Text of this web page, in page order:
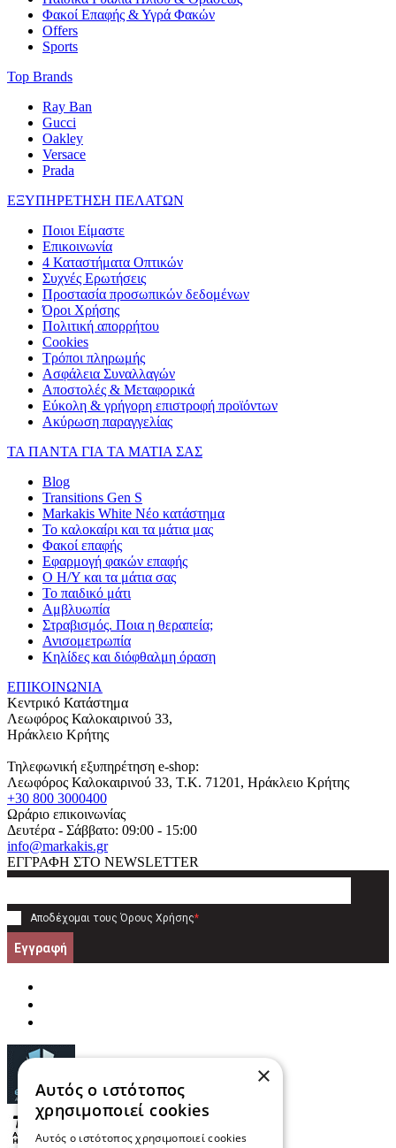
Φακοί Επαφής & Υγρά Φακών
Offers
Sports
Top Brands
Ray Ban
Gucci
Oakley
Versace
Prada
ΕΞΥΠΗΡΕΤΗΣΗ ΠΕΛΑΤΩΝ
Ποιοι Είμαστε
Επικοινωνία
4 Καταστήματα Οπτικών
Συχνές Ερωτήσεις
Προστασία προσωπικών δεδομένων
Όροι Χρήσης
Πολιτική απορρήτου
Cookies
Τρόποι πληρωμής
Ασφάλεια Συναλλαγών
Αποστολές & Μεταφορικά
Εύκολη & γρήγορη επιστροφή προϊόντων
Ακύρωση παραγγελίας
ΤΑ ΠΑΝΤΑ ΓΙΑ ΤΑ ΜΑΤΙΑ ΣΑΣ
Blog
Transitions Gen S
Markakis White Νέο κατάστημα
Το καλοκαίρι και τα μάτια μας
Φακοί επαφής
Εφαρμογή φακών επαφής
Ο Η/Υ και τα μάτια σας
Το παιδικό μάτι
Αμβλυωπία
Στραβισμός. Ποια η θεραπεία;
Ανισομετρωπία
Κηλίδες και διόφθαλμη όραση
ΕΠΙΚΟΙΝΩΝΙΑ
Κεντρικό Κατάστημα
Λεωφόρος Καλοκαιρινού 33,
Ηράκλειο Κρήτης
Τηλεφωνική εξυπηρέτηση e-shop:
Λεωφόρος Καλοκαιρινού 33, T.K. 71201, Ηράκλειο Κρήτης
+30 800 3000400
Ωράριο επικοινωνίας
Δευτέρα - Σάββατο: 09:00 - 15:00
info@markakis.gr
ΕΓΓΡΑΦΗ ΣΤΟ NEWSLETTER
Αποδέχομαι τους Όρους Χρήσης*
Εγγραφή
×
Αυτός ο ιστότοπος
χρησιμοποιεί cookies
Αυτός ο ιστότοπος χρησιμοποιεί cookies